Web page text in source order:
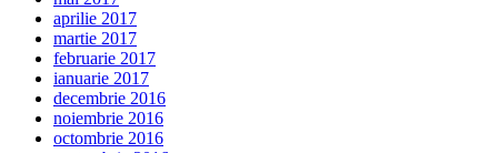
aprilie 2017
martie 2017
februarie 2017
ianuarie 2017
decembrie 2016
noiembrie 2016
octombrie 2016